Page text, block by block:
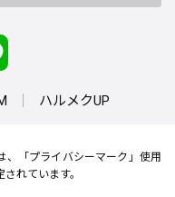
ハルメクUP
、「プライバシーマーク」使用
れています。